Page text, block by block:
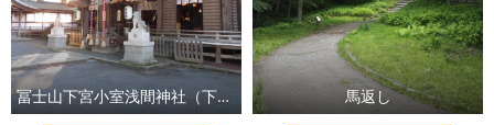
冨士山下宮小室浅間神社（下浅間） 馬返し